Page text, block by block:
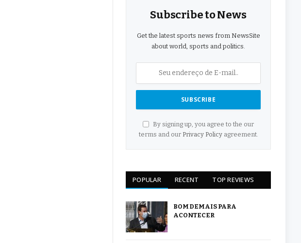
Subscribe to News
Get the latest sports news from NewsSite
about world, sports and politics.
By signing up, you agree to the our
terms and our Privacy Policyagreement.
POPULAR RECENT TOP REVIEWS
BOM DEMAIS PARA
ACONTECER